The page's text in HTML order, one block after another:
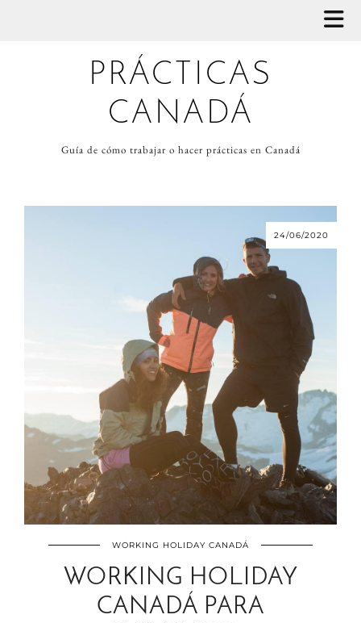
PRÁCTICAS
CANADÁ
Guía de cómo trabajar o hacer prácticas en Canadá
24/06/2020
WORKING HOLIDAY CANADÁ
WORKING HOLIDAY
CANADÁ PARA